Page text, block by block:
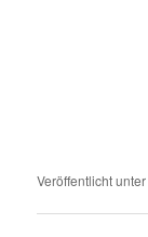
Veröffentlicht unter